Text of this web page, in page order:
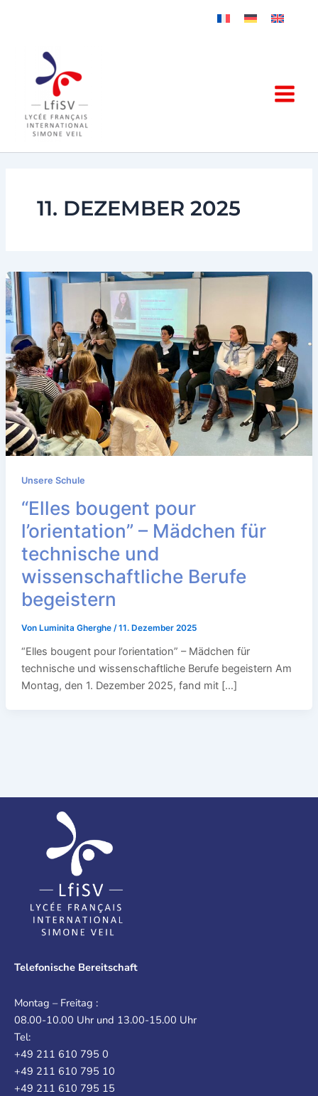
11. DEZEMBER 2025
Unsere Schule
“Elles bougent pour
l’orientation” – Mädchen für
technische und
wissenschaftliche Berufe
begeistern
Von Luminita Gherghe /11. Dezember 2025
“Elles bougent pour l’orientation” – Mädchen für
technische und wissenschaftliche Berufe begeistern Am
Montag, den 1. Dezember 2025, fand mit […]
Telefonische Bereitschaft
Montag – Freitag :
08.00-10.00 Uhr und 13.00-15.00 Uhr
Tel:
+49 211 610 795 0
+49 211 610 795 10
+49 211 610 795 15